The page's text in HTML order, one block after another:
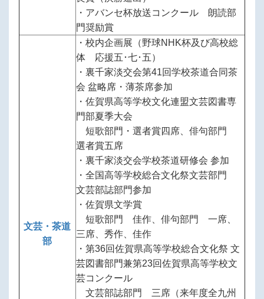
・アバンセ杯放送コンクール 朗読部
門奨励賞
文芸・茶道
部
・校内企画展（野球NHK杯及び高校総
体 応援五･七･五）
・裏千家淡交会第41回学校茶道合同茶
会 盆略席・薄茶席参加
・佐賀県高等学校文化連盟文芸図書専
門部夏季大会
短歌部門・選者賞四席、俳句部門
選者賞五席
・裏千家淡交会学校茶道研修会 参加
・全国高等学校総合文化祭文芸部門
文芸部誌部門参加
・佐賀県文学賞
短歌部門 佳作、俳句部門 一席、
三席、秀作、佳作
・第36回佐賀県高等学校総合文化祭 文
芸図書部門兼第23回佐賀県高等学校文
芸コンクール
文芸部誌部門 三席（来年度全九州